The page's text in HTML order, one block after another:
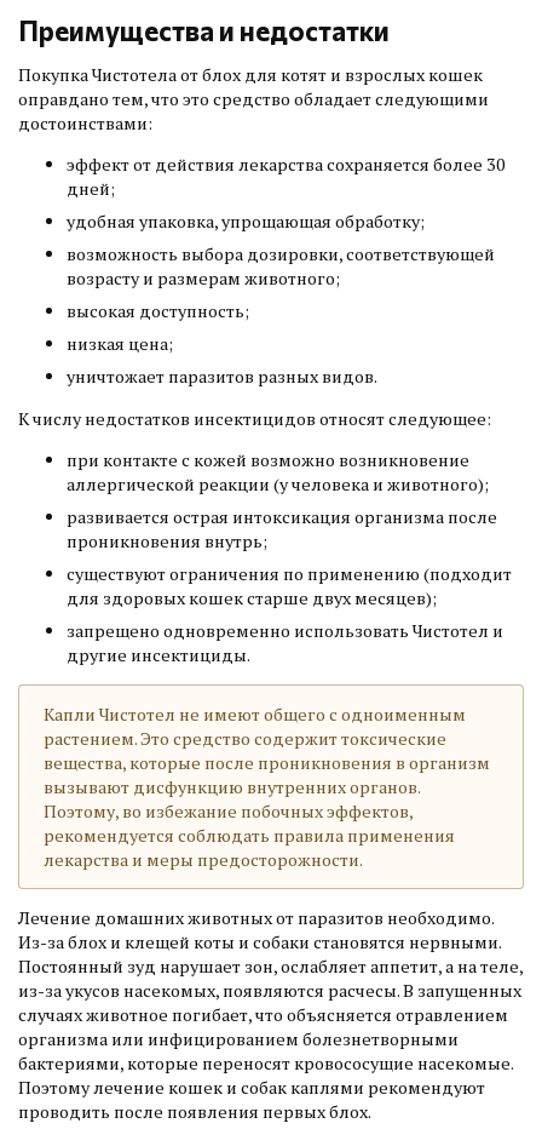
Преимущества и недостатки
Покупка Чистотела от блох для котят и взрослых кошек
оправдано тем, что это средство обладает следующими
достоинствами:
эффект от действия лекарства сохраняется более 30
дней;
удобная упаковка, упрощающая обработку;
возможность выбора дозировки, соответствующей
возрасту и размерам животного;
высокая доступность;
низкая цена;
уничтожает паразитов разных видов.
К числу недостатков инсектицидов относят следующее:
при контакте с кожей возможно возникновение
аллергической реакции (у человека и животного);
развивается острая интоксикация организма после
проникновения внутрь;
существуют ограничения по применению (подходит
для здоровых кошек старше двух месяцев);
запрещено одновременно использовать Чистотел и
другие инсектициды.
Капли Чистотел не имеют общего с одноименным
растением. Это средство содержит токсические
вещества, которые после проникновения в организм
вызывают дисфункцию внутренних органов.
Поэтому, во избежание побочных эффектов,
рекомендуется соблюдать правила применения
лекарства и меры предосторожности.
Лечение домашних животных от паразитов необходимо.
Из-за блох и клещей коты и собаки становятся нервными.
Постоянный зуд нарушает зон, ослабляет аппетит, а на теле,
из-за укусов насекомых, появляются расчесы. В запущенных
случаях животное погибает, что объясняется отравлением
организма или инфицированием болезнетворными
бактериями, которые переносят кровососущие насекомые.
Поэтому лечение кошек и собак каплями рекомендуют
проводить после появления первых блох.